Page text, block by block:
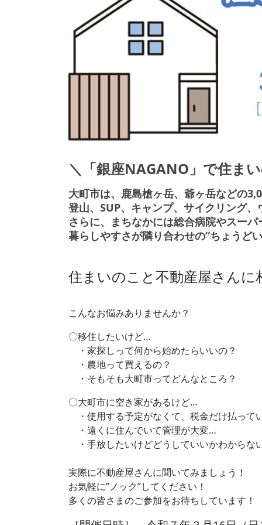
＼「銀座NAGANO」で住ま
大町市は、鹿島槍ヶ岳、爺ヶ岳などの
登山、SUP、キャンプ、サイクリング
さらに、まちなかには総合病院やスー
暮らしやすさが隣り合わせの“ちょうど
住まいのこと不動産屋さん
こんなお悩みありませんか？
〇移住したいけど…
・家探しって何から始めたらいいの？
・農地って買えるの？
・そもそも大町市ってどんなところ？
〇大町市に空き家があるけど…
・使用する予定がなくて、税金だけ払って
・遠くに住んでいて管理が大変…
・手放したいけどどうしていいかわからな
実際に不動産屋さんに聞いてみましょう！
お気軽に”ノック”してください！
多くの皆さまのご参加をお待ちしています！